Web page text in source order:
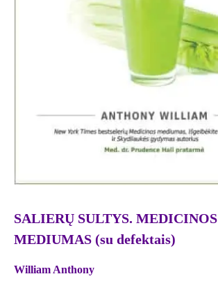
SALIERŲ SULTYS. MEDICINOS
MEDIUMAS (su defektais)
William Anthony